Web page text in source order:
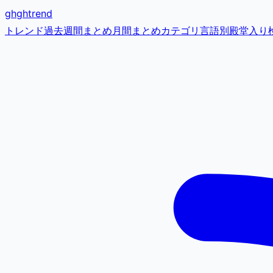
ghghtrend
トレンド過去週間まとめ月間まとめカテゴリ 言語別殿堂入り